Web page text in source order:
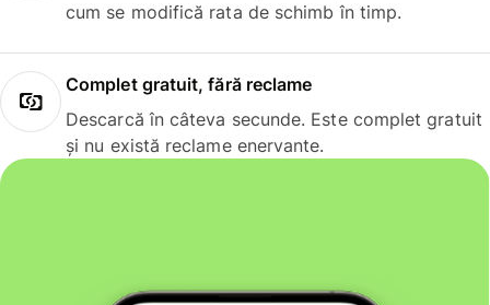
cum se modifică rata de schimb în timp.
Complet gratuit, fără reclame
Descarcă în câteva secunde. Este complet gratuit
și nu există reclame enervante.